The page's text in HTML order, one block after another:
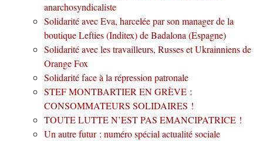
anarchosyndicaliste
Solidarité avec Eva, harcelée par son manager de la
boutique Lefties (Inditex) de Badalona (Espagne)
Solidarité avec les travailleurs, Russes et Ukrainniens de
Orange Fox
Solidarité face à la répression patronale
STEF MONTBARTIER EN GRÈVE :
CONSOMMATEURS SOLIDAIRES !
TOUTE LUTTE N’EST PAS EMANCIPATRICE !
Un autre futur : numéro spécial actualité sociale